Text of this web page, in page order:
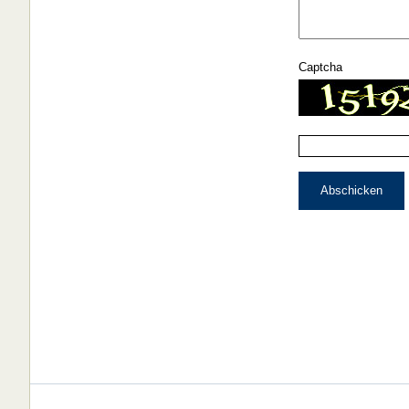
Captcha
Abschicken